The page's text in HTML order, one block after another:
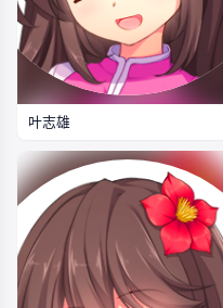
叶志雄